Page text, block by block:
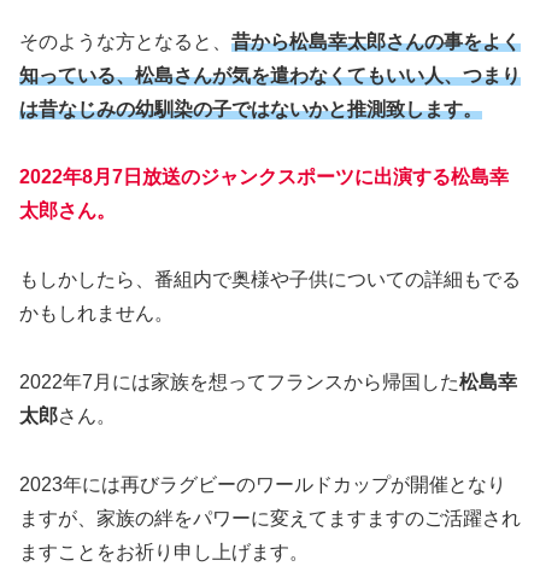
そのような方となると、 昔から松島幸太郎さんの事をよく
知っている、松島さんが気を遣わなくてもいい人、つまり
は昔なじみの幼馴染の子ではないかと推測致します。
2022年8月7日放送のジャンクスポーツに出演する松島幸
太郎さん。
もしかしたら、番組内で奥様や子供についての詳細もでる
かもしれません。
2022年7月には家族を想ってフランスから帰国した松島幸
太郎さん。
2023年には再びラグビーのワールドカップが開催となり
ますが、家族の絆をパワーに変えてますますのご活躍され
ますことをお祈り申し上げます。